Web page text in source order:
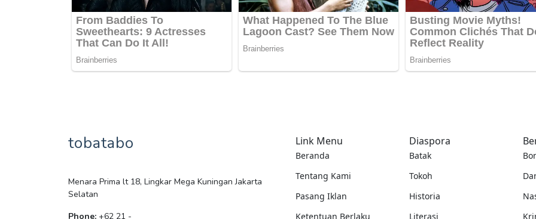
tobatabo
Menara Prima lt 18, Lingkar Mega Kuningan Jakarta
Selatan
Phone: +62 21 -
Link Menu
Beranda
Tentang Kami
Pasang Iklan
Ketentuan Berlaku
Diaspora
Batak
Tokoh
Historia
Literasi